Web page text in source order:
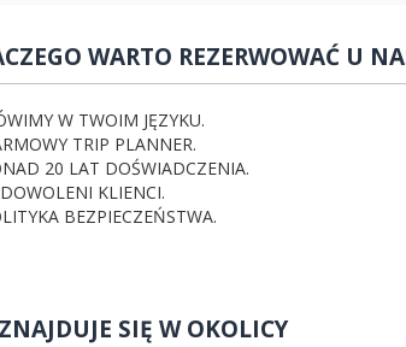
WARTO REZERWOWAĆ U
W TWOIM JĘZYKU.
TRIP PLANNER.
20 LAT DOŚWIADCZENIA.
KLIENCI.
BEZPIECZEŃSTWA.
SIĘ W OKOLICY